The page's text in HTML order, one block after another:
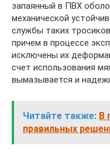
запаянный в ПВХ
механической
службы таких
причем в процессе
исключены их
счет использования
вымазывается и
Читайте также: В
правильных